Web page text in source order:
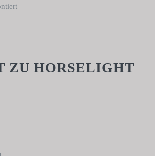
ZU HORSELIGHT